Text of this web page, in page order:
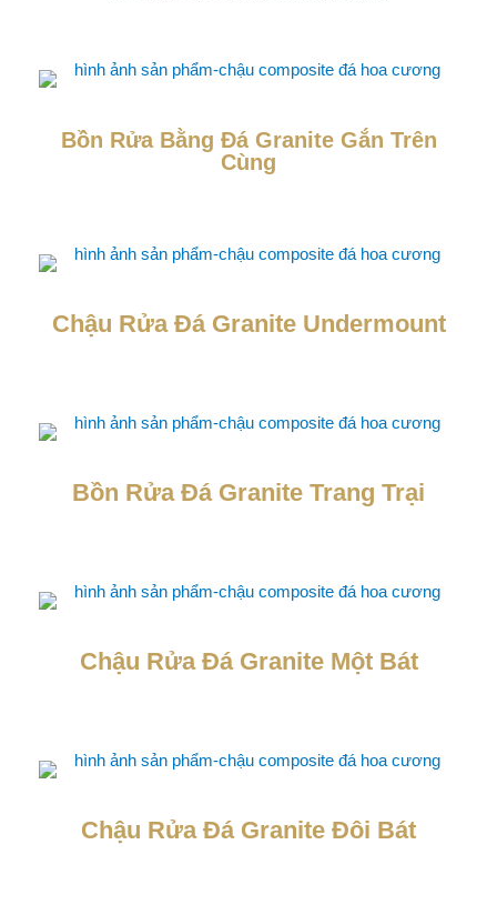
Bồn Rửa Bằng Đá Granite Gắn Trên
Cùng
Chậu Rửa Đá Granite Undermount
Bồn Rửa Đá Granite Trang Trại
Chậu Rửa Đá Granite Một Bát
Chậu Rửa Đá Granite Đôi Bát